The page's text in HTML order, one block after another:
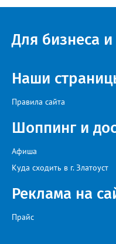
Для бизнеса
Наши
Правила сайта
Шоппинг и
Афиша
Куда сходить в г. Златоуст
Реклама на
Прайс